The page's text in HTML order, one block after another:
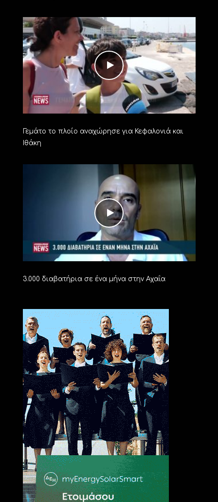
Γεμάτο το πλοίο αναχώρησε για Κεφαλονιά και
Ιθάκη
3.000 διαβατήρια σε ένα μήνα στην Αχαΐα